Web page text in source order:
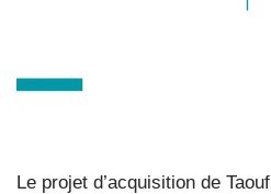
Le projet d’acquisition de